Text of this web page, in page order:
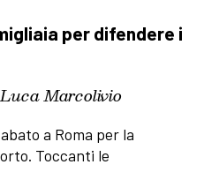
per difendere i
Luca Marcolivio
a Roma per la
Toccanti le